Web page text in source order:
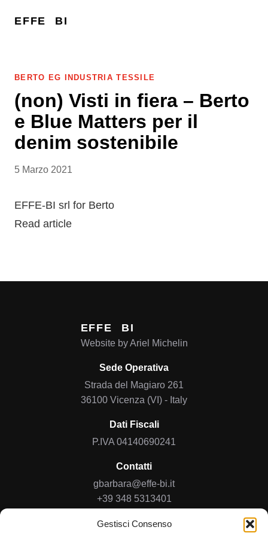
Gestisci Consenso
EFFE BI
BERTO EG INDUSTRIA TESSILE
(non) Visti in fiera – Berto
e Blue Matters per il
denim sostenibile
5 Marzo 2021
EFFE-BI srl for Berto
Read article
EFFE BI
Website byAriel Michelin
Sede Operativa
Strada del Magiaro 261
36100 Vicenza (VI) - Italy
Dati Fiscali
P.IVA 04140690241
Contatti
gbarbara@effe-bi.it
+39 348 5313401